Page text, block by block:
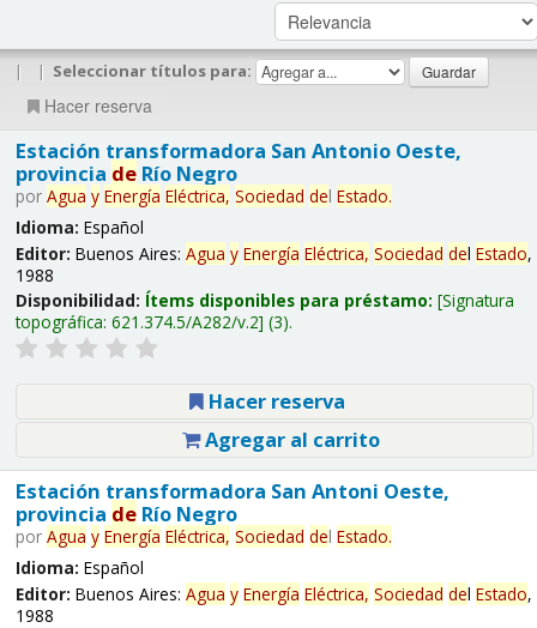
| | Seleccionar títulos para:
Hacer reserva
Estación transformadora San Antonio Oeste,
provincia deRío Negro
por Agua y Energía Eléctrica, Sociedad del Estado.
Idioma: Español
Editor: Buenos Aires: Agua y Energía Eléctrica, Sociedad del Estado,
1988
Disponibilidad: Ítems disponibles para préstamo: Signatura
topográfica: 621.374.5/A282/v.2 (3).
Hacer reserva
Agregar al carrito
Estación transformadora San Antoni Oeste,
provincia deRío Negro
por Agua y Energía Eléctrica, Sociedad del Estado.
Idioma: Español
Editor: Buenos Aires: Agua y Energía Eléctrica, Sociedad del Estado,
1988